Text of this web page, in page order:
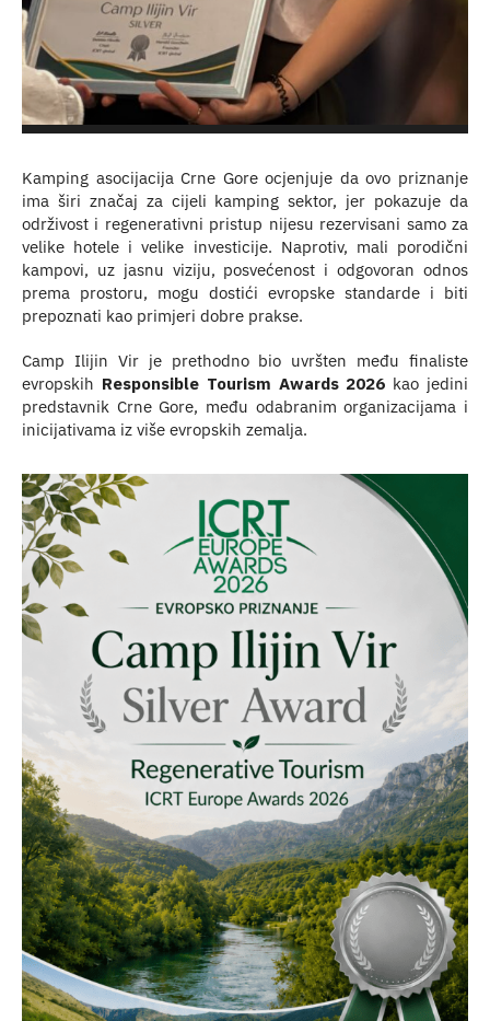
Kamping asocijacija Crne Gore ocjenjuje da ovo priznanje
ima širi značaj za cijeli kamping sektor, jer pokazuje da
održivost i regenerativni pristup nijesu rezervisani samo za
velike hotele i velike investicije. Naprotiv, mali porodični
kampovi, uz jasnu viziju, posvećenost i odgovoran odnos
prema prostoru, mogu dostići evropske standarde i biti
prepoznati kao primjeri dobre prakse.
Camp Ilijin Vir je prethodno bio uvršten među finaliste
evropskih Responsible Tourism Awards 2026 kao jedini
predstavnik Crne Gore, među odabranim organizacijama i
inicijativama iz više evropskih zemalja.